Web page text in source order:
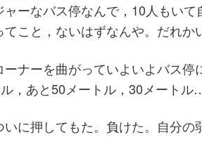
ャーなバス停なんで，10人もいて
てこと，ないはずなんや。だれか
ナーを曲がっていよいよバス停
，あと50メートル，30メート
いに押してもた。負けた。自分の